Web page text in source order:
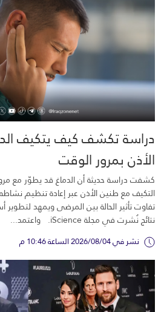
دراسة تكشف كيف يتكيف
الأذن بمرور الوقت
كشفت دراسة حديثة أن الدماغ قد يطوّر مع
التكيف مع طنين الأذن عبر إعادة تنظيم
تفاوت تأثير الحالة بين المرضى ويمهد لتطوير
نتائج نُشرت في مجلة iScience. واعتمد...
نشر في 2026/08/04 الساعة 10:46 م